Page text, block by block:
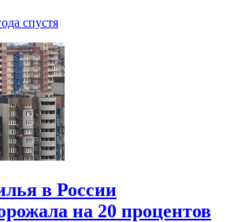
спустя
в России
на 20 процентов